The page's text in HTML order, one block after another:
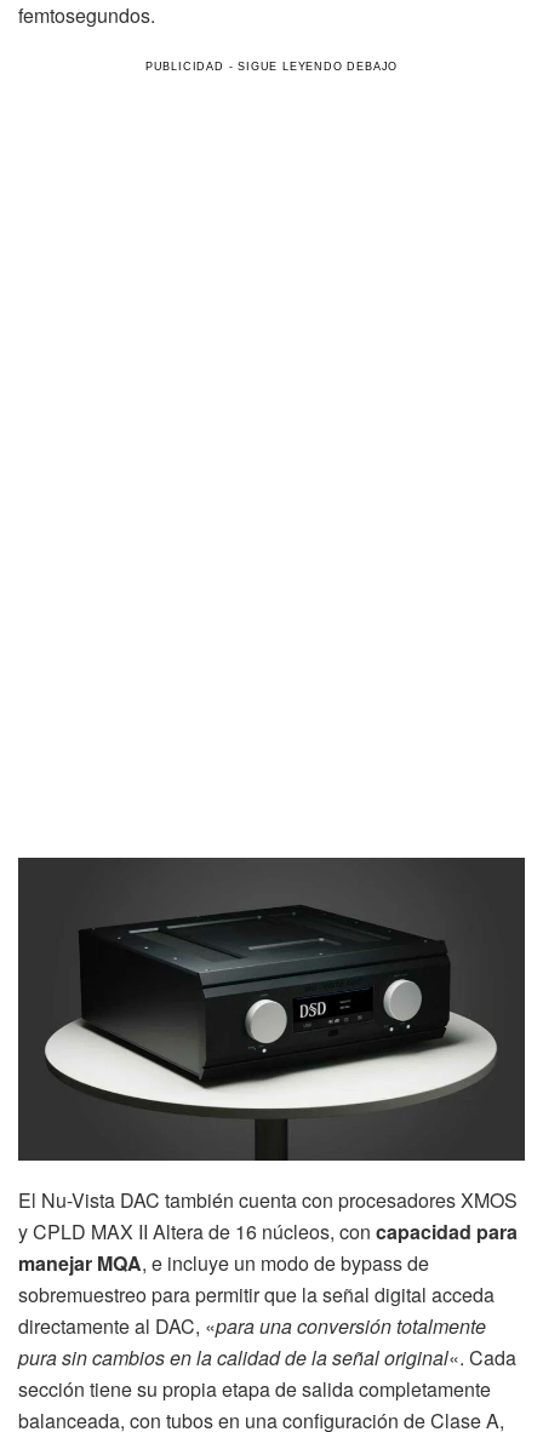
femtosegundos.
El Nu-Vista DAC también cuenta con procesadores XMOS
y CPLD MAX II Altera de 16 núcleos, con capacidad para
manejar MQA, e incluye un modo de bypass de
sobremuestreo para permitir que la señal digital acceda
directamente al DAC, «para una conversión totalmente
pura sin cambios en la calidad de la señal original«. Cada
sección tiene su propia etapa de salida completamente
balanceada, con tubos en una configuración de Clase A,